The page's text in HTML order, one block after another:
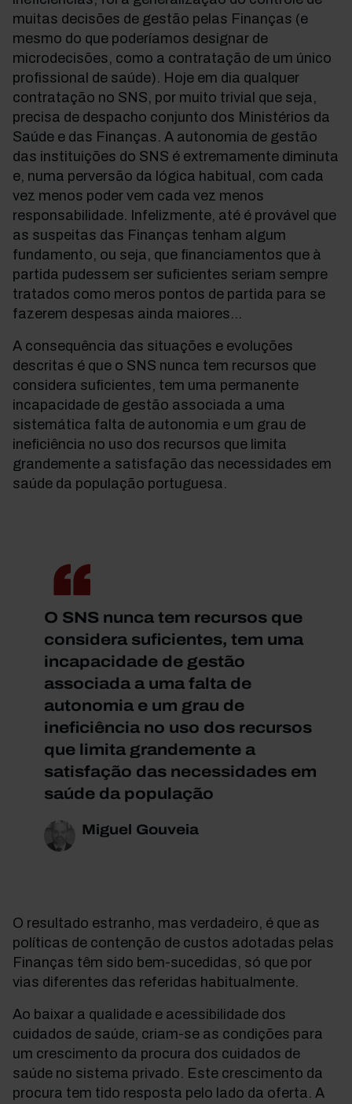
muitas decisões de gestão pelas Finanças (e
mesmo do que poderíamos designar de
microdecisões, como a contratação de um único
profissional de saúde). Hoje em dia qualquer
contratação no SNS, por muito trivial que seja,
precisa de despacho conjunto dos Ministérios da
Saúde e das Finanças. A autonomia de gestão
das instituições do SNS é extremamente diminuta
e, numa perversão da lógica habitual, com cada
vez menos poder vem cada vez menos
responsabilidade. Infelizmente, até é provável que
as suspeitas das Finanças tenham algum
fundamento, ou seja, que financiamentos que à
partida pudessem ser suficientes seriam sempre
tratados como meros pontos de partida para se
fazerem despesas ainda maiores…
A consequência das situações e evoluções
descritas é que o SNS nunca tem recursos que
considera suficientes, tem uma permanente
incapacidade de gestão associada a uma
sistemática falta de autonomia e um grau de
ineficiência no uso dos recursos que limita
grandemente a satisfação das necessidades em
saúde da população portuguesa.
O SNS nunca tem recursos que
considera suficientes, tem uma
incapacidade de gestão
associada a uma falta de
autonomia e um grau de
ineficiência no uso dos recursos
que limita grandemente a
satisfação das necessidades em
saúde da população
Miguel Gouveia
O resultado estranho, mas verdadeiro, é que as
políticas de contenção de custos adotadas pelas
Finanças têm sido bem-sucedidas, só que por
vias diferentes das referidas habitualmente.
Ao baixar a qualidade e acessibilidade dos
cuidados de saúde, criam-se as condições para
um crescimento da procura dos cuidados de
saúde no sistema privado. Este crescimento da
procura tem tido resposta pelo lado da oferta. A